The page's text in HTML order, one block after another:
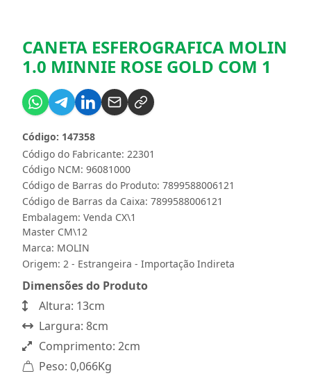
CANETA ESFEROGRAFICA MOLIN
1.0 MINNIE ROSE GOLD COM 1
Código do Fabricante: 22301
Código: 147358
Código NCM: 96081000
Código de Barras do Produto: 7899588006121
Código de Barras da Caixa: 7899588006121
Embalagem: Venda CX\1
Master CM\12
Marca: MOLIN
Origem: 2 - Estrangeira - Importação Indireta
Dimensões do Produto
Altura: 13cm
Largura: 8cm
Comprimento: 2cm
Peso: 0,066Kg